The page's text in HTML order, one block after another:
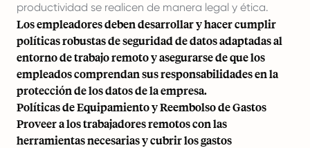
productividad se realicen de manera legal y ética.
Los empleadores deben desarrollar y hacer cumplir
políticas robustas de seguridad de datos adaptadas al
entorno de trabajo remoto y asegurarse de que los
empleados comprendan sus responsabilidades en la
protección de los datos de la empresa.
Políticas de Equipamiento y Reembolso de Gastos
Proveer a los trabajadores remotos con las
herramientas necesarias y cubrir los gastos